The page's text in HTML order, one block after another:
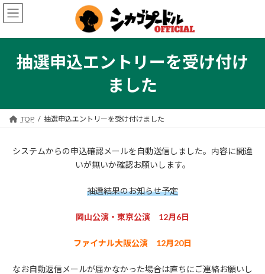
コ
ン
ン
プ
ナ
ビ
ー
動
抽選申込エントリーを受け付け
ました
TOP 抽選申込エントリーを受け付けました
システムからの申込確認メールを自動送信しました。内容に間違
いが無いか確認お願いします。
抽選結果のお知らせ予定
岡山公演・東京公演 12月6日
ファイナル大阪公演 12月20日
なお自動返信メールが届かなかった場合は直ちにご連絡お願いし